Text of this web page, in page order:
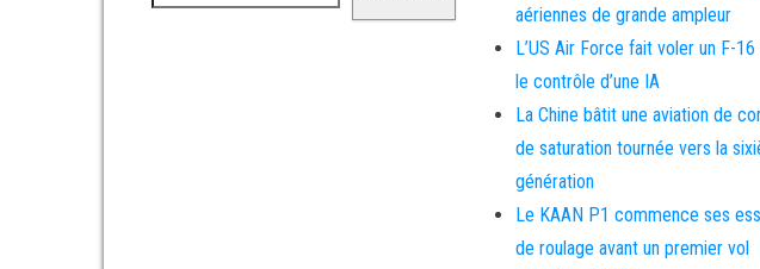
aériennes de grande ampleur
L’US Air Force fait voler un F-16
le contrôle d’une IA
La Chine bâtit une aviation de
de saturation tournée vers la
génération
Le KAAN P1 commence ses
de roulage avant un premier vol